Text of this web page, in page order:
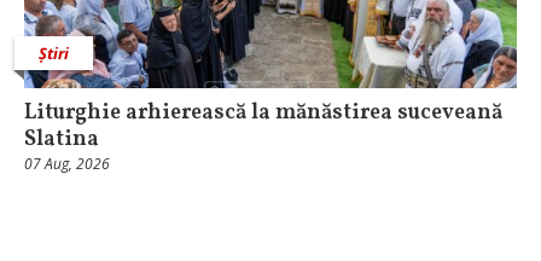
Știri
Liturghie arhierească la mănăstirea suceveană
Slatina
07 Aug, 2026